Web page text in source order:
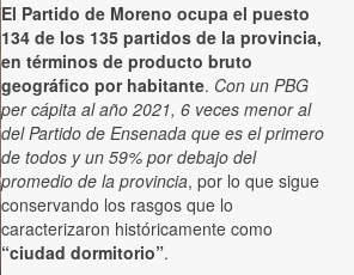
El Partido de Moreno ocupa el puesto
134 de los 135 partidos de la provincia,
en términos de producto bruto
geográfico por habitante. Con un PBG
per cápita al año 2021, 6 veces menor al
del Partido de Ensenada que es el primero
de todos y un 59% por debajo del
promedio de la provincia, por lo que sigue
conservando los rasgos que lo
caracterizaron históricamente como
“ciudad dormitorio”.